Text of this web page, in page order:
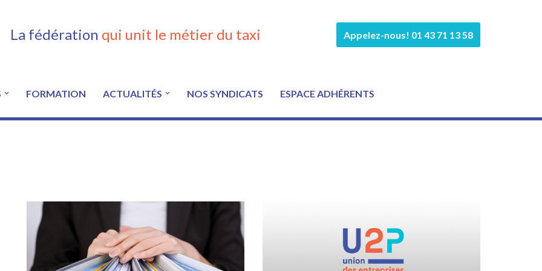
La fédération qui unit le métier du taxi Appelez-nous! 01 43 71 13 58
FORMATION ACTUALITÉS NOS SYNDICATS ESPACE ADHÉRENTS